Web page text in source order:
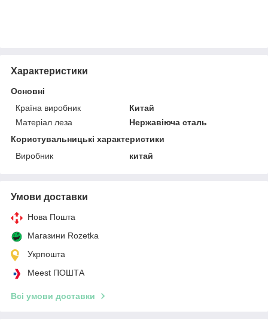
Характеристики
Основні
Країна виробник
Китай
Матеріал леза
Нержавіюча сталь
Користувальницькі характеристики
Виробник
китай
Умови доставки
Нова Пошта
Магазини Rozetka
Укрпошта
Meest ПОШТА
Всі умови доставки